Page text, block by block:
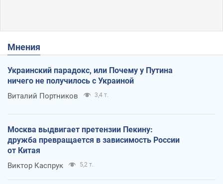
Мнения
Украинский парадокс, или Почему у Путина
ничего не получилось с Украиной
Виталий Портников 3,4 т.
Москва выдвигает претензии Пекину:
дружба превращается в зависимость России
от Китая
Виктор Каспрук 5,2 т.